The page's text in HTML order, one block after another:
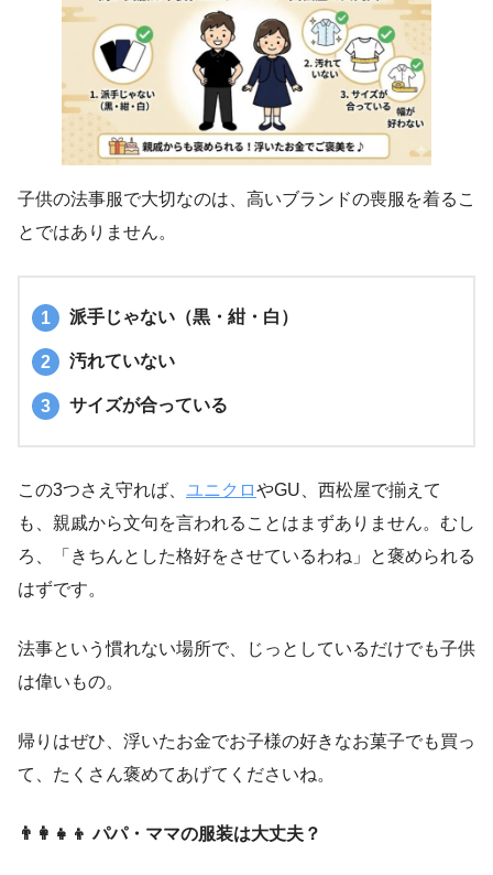
子供の法事服で大切なのは、高いブランドの喪服を着るこ
とではありません。
派手じゃない（黒・紺・白）
汚れていない
サイズが合っている
この3つさえ守れば、 ユニクロやGU、西松屋で揃えて
も、親戚から文句を言われることはまずありません。むし
ろ、「きちんとした格好をさせているわね」と褒められる
はずです。
法事という慣れない場所で、じっとしているだけでも子供
は偉いもの。
帰りはぜひ、浮いたお金でお子様の好きなお菓子でも買っ
て、たくさん褒めてあげてくださいね。
👨‍👩‍👧‍👦 パパ・ママの服装は大丈夫？